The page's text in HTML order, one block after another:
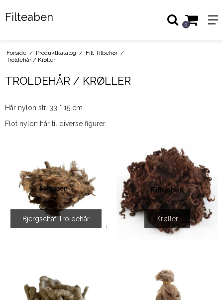
Filteaben
0
Forside / Produktkatalog / Filt Tilbehør /
Troldehår / Krøller
TROLDEHÅR / KRØLLER
Hår nylon str. 33 * 15 cm.
Flot nylon hår til diverse figurer.
Bjergschaf Troldehår Krøller